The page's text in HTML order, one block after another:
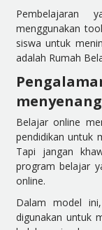
Pembelajaran
menggunakan
siswa untuk
adalah Rumah
Belajar online
pendidikan untuk
Tapi jangan
program belajar
online.
Dalam model
digunakan untuk